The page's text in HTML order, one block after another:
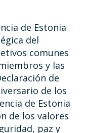
de Estonia
del
comunes
y las
de
de los
de Estonia
de los valores
paz y